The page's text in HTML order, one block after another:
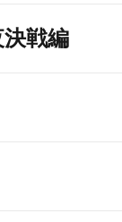
戦編